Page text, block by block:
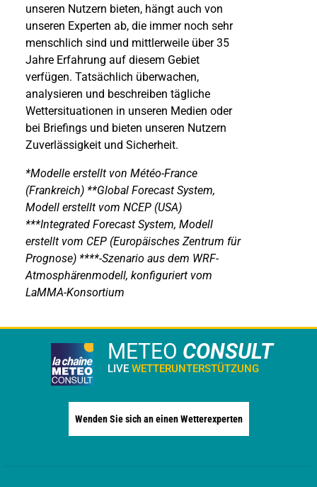
unseren Nutzern bieten, hängt auch von
unseren Experten ab, die immer noch sehr
menschlich sind und mittlerweile über 35
Jahre Erfahrung auf diesem Gebiet
verfügen. Tatsächlich überwachen,
analysieren und beschreiben tägliche
Wettersituationen in unseren Medien oder
bei Briefings und bieten unseren Nutzern
Zuverlässigkeit und Sicherheit.
*Modelle erstellt von Météo-France
(Frankreich) **Global Forecast System,
Modell erstellt vom NCEP (USA)
***Integrated Forecast System, Modell
erstellt vom CEP (Europäisches Zentrum für
Prognose) ****-Szenario aus dem WRF-
Atmosphärenmodell, konfiguriert vom
LaMMA-Konsortium
METEO CONSULT
LIVE WETTERUNTERSTÜTZUNG
Wenden Sie sich an einen Wetterexperten